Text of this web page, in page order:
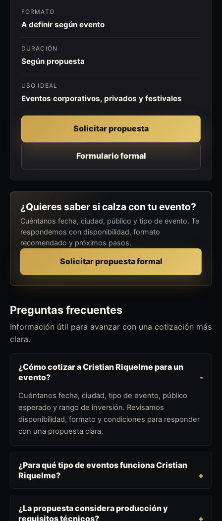
FORMATO
A definir según evento
DURACIÓN
Según propuesta
USO IDEAL
Eventos corporativos, privados y festivales
Solicitar propuesta
Formulario formal
¿Quieres saber si calza con tu evento?
Cuéntanos fecha, ciudad, público y tipo de evento. Te
respondemos con disponibilidad, formato
recomendado y próximos pasos.
Solicitar propuesta formal
Preguntas frecuentes
Información útil para avanzar con una cotización más
clara.
¿Cómo cotizar a Cristian Riquelme para un
evento?
Cuéntanos fecha, ciudad, tipo de evento, público
esperado y rango de inversión. Revisamos
disponibilidad, formato y condiciones para responder
con una propuesta clara.
¿Para qué tipo de eventos funciona Cristian
Riquelme?
¿La propuesta considera producción y
requisitos técnicos?